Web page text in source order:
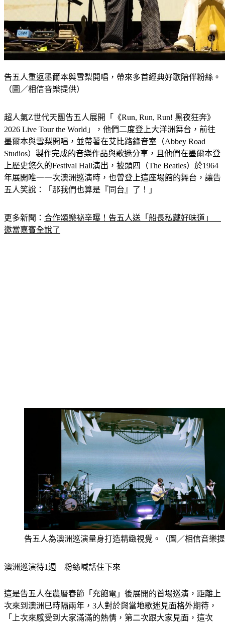
告五人重返墨爾本與雪梨開唱，帶來多首經典好歌陪伴粉絲。
超人氣Z世代天團告五人展開「《Run, Run, Run! 黑夜狂奔》
2026 Live Tour the World」，他們二度登上大洋洲舞台，前往
墨爾本與雪梨開唱，並帶著在艾比路錄音室（Abbey Road
Studios）製作完成的音樂作品與歌迷分享，且他們在墨爾本登
上歷史悠久的Festival Hall演出，披頭四（The Beatles）於1964
年展開唯一一次澳洲巡演時，也曾登上這座場館的舞台，讓告
更多新聞：合作頌樂祕辛曝！告五人送「船長私藏好味道」
這是告五人在農曆春節「充飽電」後展開的首場巡演，距離上
次來到澳洲已時隔兩年，3人對於與當地歌迷見面格外期待，